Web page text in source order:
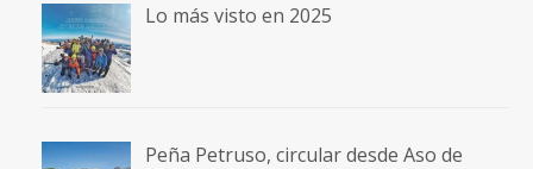
Lo más visto en 2025
Peña Petruso, circular desde Aso de